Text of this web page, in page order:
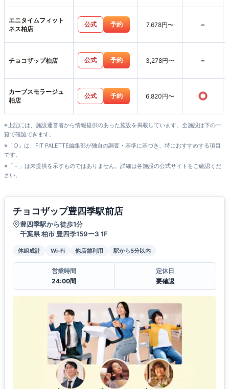
エニタイムフィット
ネス柏店
公式 予約 7,678円〜 -
チョコザップ柏店 公式 予約 3,278円〜 -
カーブスモラージュ
柏店
公式 予約 6,820円〜 ○
※上記には、施設運営者から情報提供のあった施設を掲載しています。全施設は下の一
覧で確認できます。
※「○」は、FIT PALETTE編集部が独自の調査・基準に基づき、特におすすめする項目
です。
※「－」は未提供を示すものではありません。詳細は各施設の公式サイトをご確認くだ
さい。
チョコザップ豊四季駅前店
豊四季駅から徒歩1分
千葉県 柏市 豊四季159ー3 1F
体組成計 Wi-Fi 他店舗利用 駅から5分以内
営業時間
24:00間
定休日
要確認